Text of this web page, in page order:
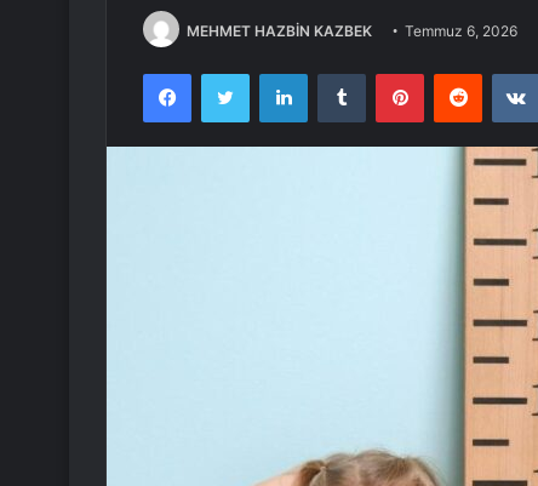
MEHMET HAZBİN KAZBEK Temmuz 6, 2026
FacebookTwitter LinkedInTumblr PinterestReddit